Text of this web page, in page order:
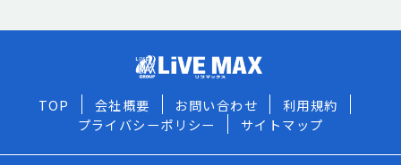
TOP 会社概要 お問い合わせ
利用規約
プライバシーポリシー
サイトマップ